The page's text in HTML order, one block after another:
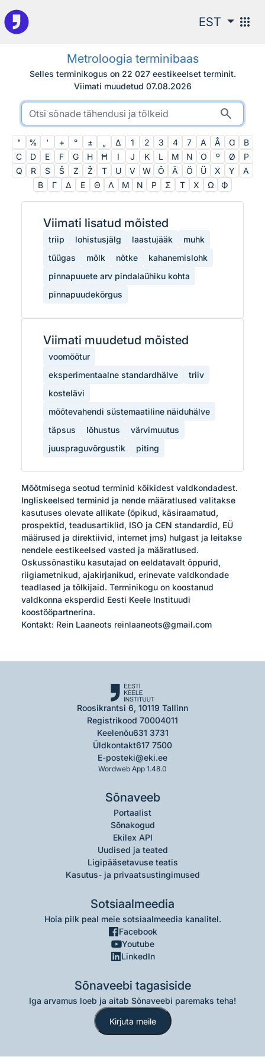
Otsingu juurde
EST apps
Metroloogia terminibaas
Selles terminikogus on 22 027 eestikeelset terminit.
Viimati muudetud 07.08.2026
search
" % ' + ° ± „ ∆ 1 2 3 4 7 A Å Ɑ
B
C
D E F G H Ħ I J K L M N O º Ø
P
Q
R S Š Z Ž T U V W Õ Ä Ö Ü X Y
Α
Β
Γ Δ Ε Θ Λ Μ Ν Ρ Σ Τ Χ Ω Ф
Viimati lisatud mõisted
triip lohistusjälg laastujääk
muhk
tüügas
mõlk nõtke
kahanemislohk
pinnapuuete arv pindalaühiku kohta
pinnapuudekõrgus
Viimati muudetud mõisted
voomõõtur
eksperimentaalne standardhälve
triiv
kostelävi
mõõtevahendi süstemaatiline näiduhälve
täpsus
lõhustus
värvimuutus
juuspraguvõrgustik
piting
Mõõtmisega seotud terminid kõikidest valdkondadest.
Ingliskeelsed terminid ja nende määratlused valitakse
kasutuses olevate allikate (õpikud, käsiraamatud,
prospektid, teadusartiklid, ISO ja CEN standardid, EÜ
määrused ja direktiivid, internet jms) hulgast ja leitakse
nendele eestikeelsed vasted ja määratlused.
Oskussõnastiku kasutajad on eeldatavalt õppurid,
riigiametnikud, ajakirjanikud, erinevate valdkondade
teadlased ja tõlkijaid. Terminikogu on koostanud
valdkonna eksperdid Eesti Keele Instituudi
koostööpartnerina.
Kontakt: Rein Laaneots reinlaaneots@gmail.com
Roosikrantsi 6, 10119 Tallinn
Registrikood 70004011
Keelenõu631 3731
Üldkontakt617 7500
E-posteki@eki.ee
Wordweb App 1.48.0
Sõnaveeb
Portaalist
Sõnakogud
Ekilex API
Uudised ja teated
Ligipääsetavuse teatis
Kasutus- ja privaatsustingimused
Sotsiaalmeedia
Hoia pilk peal meie sotsiaalmeedia kanalitel.
Facebook
Youtube
LinkedIn
Sõnaveebi tagasiside
Iga arvamus loeb ja aitab Sõnaveebi paremaks teha!
Kirjuta meile